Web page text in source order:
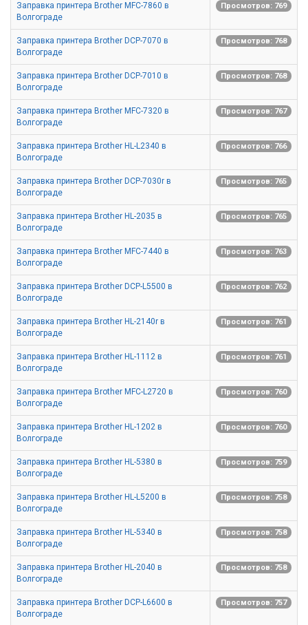
Заправка принтера Brother MFC-7860 в
Волгограде
Просмотров: 769
Заправка принтера Brother DCP-7070 в
Волгограде
Просмотров: 768
Заправка принтера Brother DCP-7010 в
Волгограде
Просмотров: 768
Заправка принтера Brother MFC-7320 в
Волгограде
Просмотров: 767
Заправка принтера Brother HL-L2340 в
Волгограде
Просмотров: 766
Заправка принтера Brother DCP-7030r в
Волгограде
Просмотров: 765
Заправка принтера Brother HL-2035 в
Волгограде
Просмотров: 765
Заправка принтера Brother MFC-7440 в
Волгограде
Просмотров: 763
Заправка принтера Brother DCP-L5500 в
Волгограде
Просмотров: 762
Заправка принтера Brother HL-2140r в
Волгограде
Просмотров: 761
Заправка принтера Brother HL-1112 в
Волгограде
Просмотров: 761
Заправка принтера Brother MFC-L2720 в
Волгограде
Просмотров: 760
Заправка принтера Brother HL-1202 в
Волгограде
Просмотров: 760
Заправка принтера Brother HL-5380 в
Волгограде
Просмотров: 759
Заправка принтера Brother HL-L5200 в
Волгограде
Просмотров: 758
Заправка принтера Brother HL-5340 в
Волгограде
Просмотров: 758
Заправка принтера Brother HL-2040 в
Волгограде
Просмотров: 758
Заправка принтера Brother DCP-L6600 в
Волгограде
Просмотров: 757